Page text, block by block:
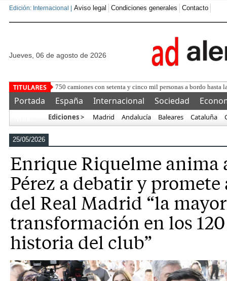
Edición: Internacional | Aviso legal Condiciones generales Contacto
jueves, 06 de agosto de 2026
Más
Portada España Internacional Sociedad
Ediciones > Madrid Andalucía Baleares Cataluña
25/05/2026
Enrique Riquelme anima
Pérez a debatir y promete
del Real Madrid “la mayor
transformación en los
historia del club”